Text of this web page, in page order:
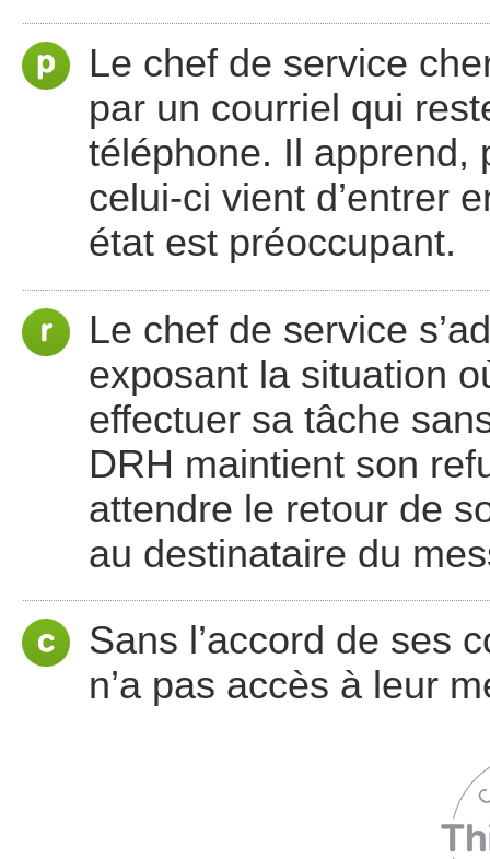
Le chef de service
par un courriel qui
téléphone. Il apprend,
celui-ci vient d’entrer
état est préoccupant.
Le chef de service
exposant la situation
effectuer sa tâche
DRH maintient son
attendre le retour de
au destinataire du
Sans l’accord de ses
n’a pas accès à leur